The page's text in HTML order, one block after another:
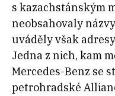
s kazachstánským
neobsahovaly
uváděly však
Jedna z nich, kam
Mercedes-Benz se
petrohradské